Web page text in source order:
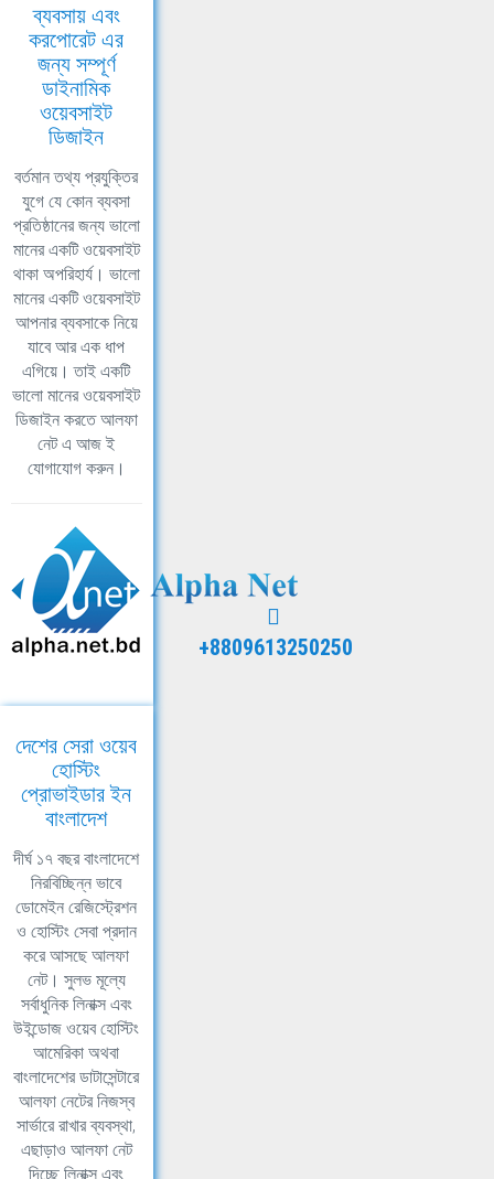
ব্যবসায় এবং
করপোরেট এর
জন্য সম্পূর্ণ
ডাইনামিক
ওয়েবসাইট
ডিজাইন
বর্তমান তথ্য প্রযুক্তির
যুগে যে কোন ব্যবসা
প্রতিষ্ঠানের জন্য ভালো
মানের একটি ওয়েবসাইট
থাকা অপরিহার্য। ভালো
মানের একটি ওয়েবসাইট
আপনার ব্যবসাকে নিয়ে
যাবে আর এক ধাপ
এগিয়ে। তাই একটি
ভালো মানের ওয়েবসাইট
ডিজাইন করতে আলফা
নেট এ আজ ই
যোগাযোগ করুন।
+8809613250250
দেশের সেরা ওয়েব
হোস্টিং
প্রোভাইডার ইন
বাংলাদেশ
দীর্ঘ ১৭ বছর বাংলাদেশে
নিরবিচ্ছিন্ন ভাবে
ডোমেইন রেজিস্ট্রেশন
ও হোস্টিং সেবা প্রদান
করে আসছে আলফা
নেট। সুলভ মূল্যে
সর্বাধুনিক লিনাক্স এবং
উইন্ডোজ ওয়েব হোস্টিং
আমেরিকা অথবা
বাংলাদেশের ডাটাসেন্টারে
আলফা নেটের নিজস্ব
সার্ভারে রাখার ব্যবস্থা,
এছাড়াও আলফা নেট
দিচ্ছে লিনাক্স এবং